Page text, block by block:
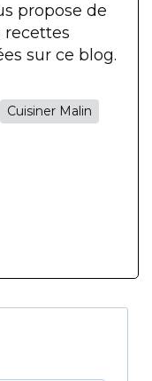
propose de
recettes
sur ce blog.
Cuisiner Malin